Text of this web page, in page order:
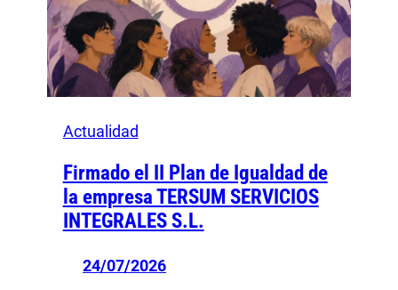
Actualidad
Firmado el II Plan de Igualdad de
la empresa TERSUM SERVICIOS
INTEGRALES S.L.
24/07/2026